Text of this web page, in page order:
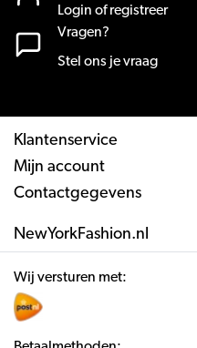
Login of registreer
Vragen?
Stel ons je vraag
Klantenservice
Mijn account
Contactgegevens
NewYorkFashion.nl
Wij versturen met: